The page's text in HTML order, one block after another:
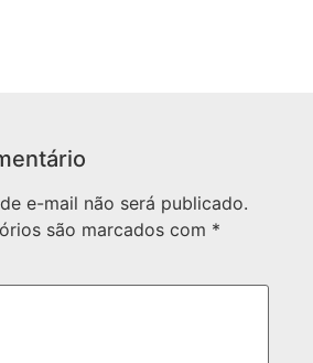
e-mail não será publicado.
são marcados com *